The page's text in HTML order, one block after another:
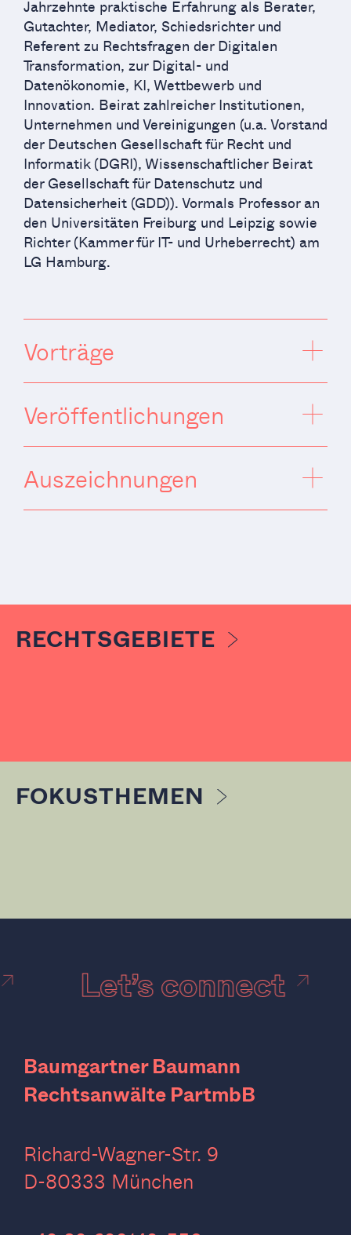
Jahrzehnte praktische Erfahrung als Berater,
Gutachter, Mediator, Schiedsrichter und
Referent zu Rechtsfragen der Digitalen
Transformation, zur Digital- und
Datenökonomie, KI, Wettbewerb und
Innovation. Beirat zahlreicher Institutionen,
Unternehmen und Vereinigungen (u.a. Vorstand
der Deutschen Gesellschaft für Recht und
Informatik (DGRI), Wissenschaftlicher Beirat
der Gesellschaft für Datenschutz und
Datensicherheit (GDD)). Vormals Professor an
den Universitäten Freiburg und Leipzig sowie
Richter (Kammer für IT- und Urheberrecht) am
LG Hamburg.
Vorträge
Veröffentlichungen
Auszeichnungen
RECHTSGEBIETE
FOKUSTHEMEN
Let’s connect
Baumgartner Baumann
Rechtsanwälte PartmbB
Richard-Wagner-Str. 9
D-80333 München